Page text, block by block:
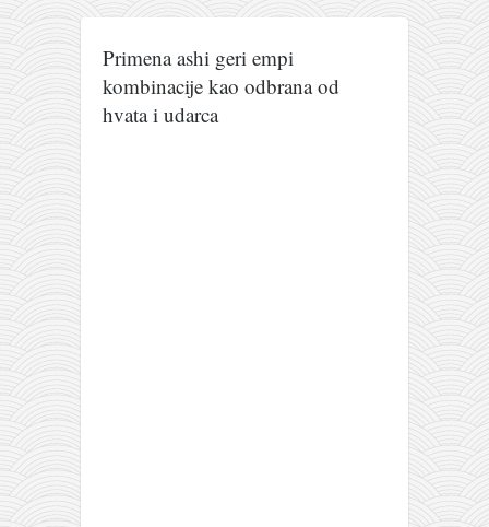
kontakt
besplatna e-knjiga
termini treninga
moja priča
fotke
Primena ashi geri empi
kombinacije kao odbrana od
hvata i udarca